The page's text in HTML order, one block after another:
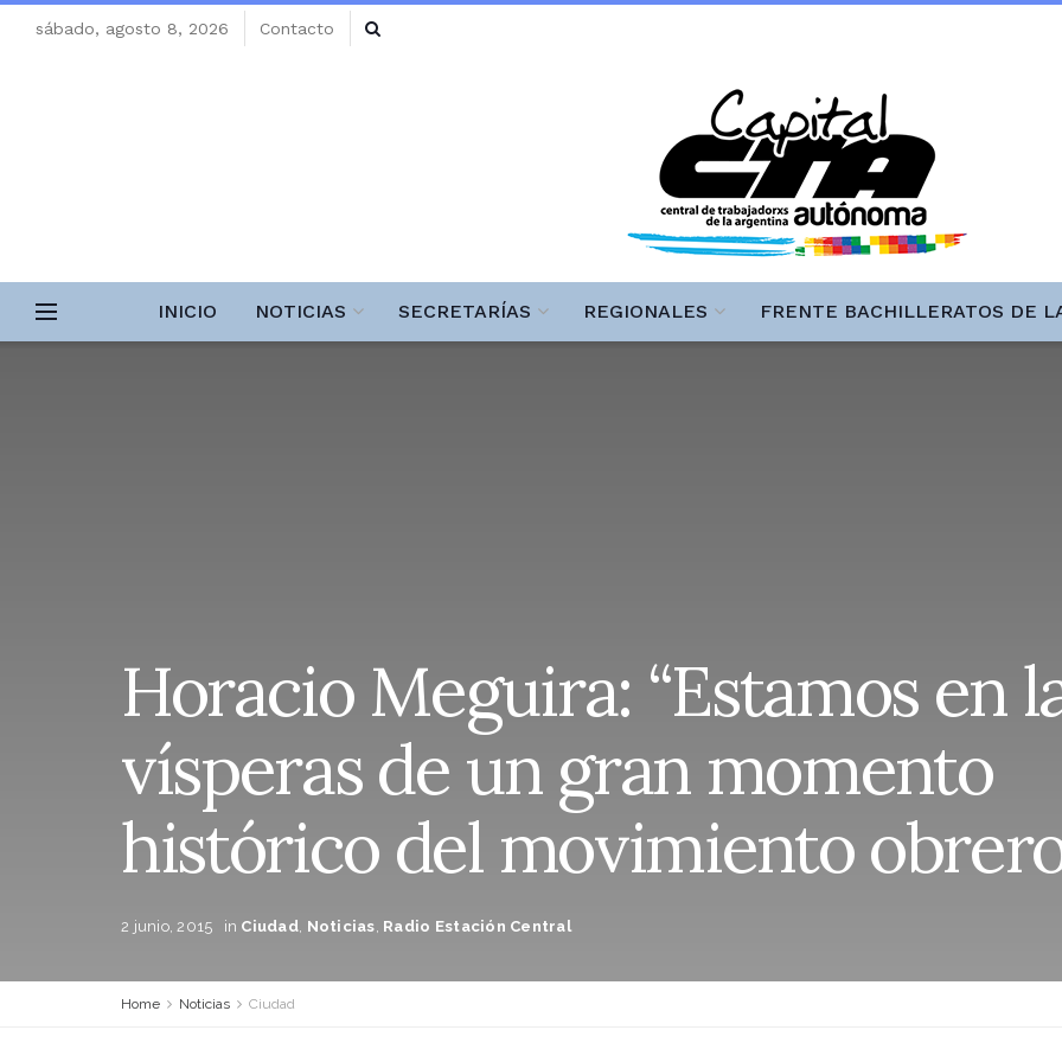
sábado, agosto 8, 2026 Contacto
INICIO NOTICIAS SECRETARÍAS REGIONALES FRENTE BACHILLERATOS DE
Horacio Meguira: “Estamos en
vísperas de un gran momento
histórico del movimiento
2 junio, 2015 in Ciudad, Noticias, Radio Estación Central
Home Noticias Ciudad